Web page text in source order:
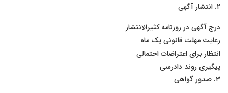
۲. انتشار آگهی
درج آگهی در روزنامه کثیرالانتشار
رعایت مهلت قانونی یک ماه
انتظار برای اعتراضات احتمالی
پیگیری روند دادرسی
۳. صدور گواهی